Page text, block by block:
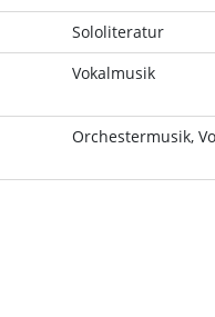
Sololiteratur
Vokalmusik
Orchestermusik,